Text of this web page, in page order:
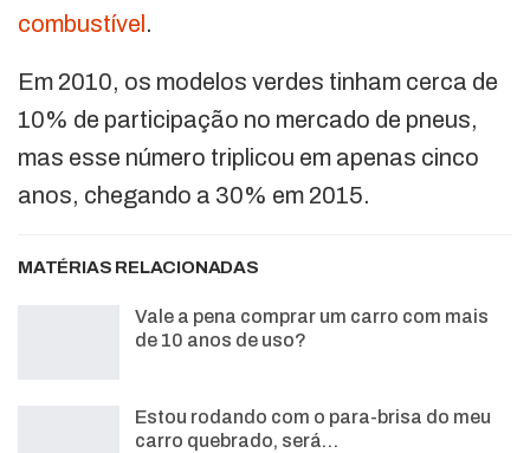
combustível.
Em 2010, os modelos verdes tinham cerca de
10% de participação no mercado de pneus,
mas esse número triplicou em apenas cinco
anos, chegando a 30% em 2015.
MATÉRIAS RELACIONADAS
Vale a pena comprar um carro com mais
de 10 anos de uso?
Estou rodando com o para-brisa do meu
carro quebrado, será…